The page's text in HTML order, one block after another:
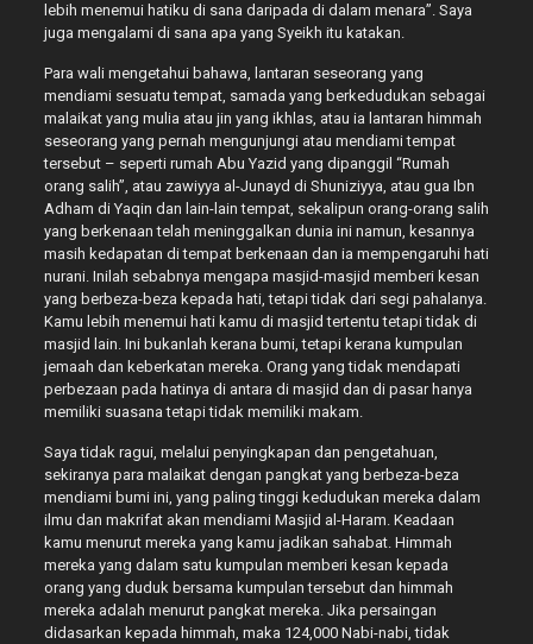
lebih menemui hatiku di sana daripada di dalam menara”. Saya
juga mengalami di sana apa yang Syeikh itu katakan.
Para wali mengetahui bahawa, lantaran seseorang yang
mendiami sesuatu tempat, samada yang berkedudukan sebagai
malaikat yang mulia atau jin yang ikhlas, atau ia lantaran himmah
seseorang yang pernah mengunjungi atau mendiami tempat
tersebut – seperti rumah Abu Yazid yang dipanggil “Rumah
orang salih”, atau zawiyya al-Junayd di Shuniziyya, atau gua Ibn
Adham di Yaqin dan lain-lain tempat, sekalipun orang-orang salih
yang berkenaan telah meninggalkan dunia ini namun, kesannya
masih kedapatan di tempat berkenaan dan ia mempengaruhi hati
nurani. Inilah sebabnya mengapa masjid-masjid memberi kesan
yang berbeza-beza kepada hati, tetapi tidak dari segi pahalanya.
Kamu lebih menemui hati kamu di masjid tertentu tetapi tidak di
masjid lain. Ini bukanlah kerana bumi, tetapi kerana kumpulan
jemaah dan keberkatan mereka. Orang yang tidak mendapati
perbezaan pada hatinya di antara di masjid dan di pasar hanya
memiliki suasana tetapi tidak memiliki makam.
Saya tidak ragui, melalui penyingkapan dan pengetahuan,
sekiranya para malaikat dengan pangkat yang berbeza-beza
mendiami bumi ini, yang paling tinggi kedudukan mereka dalam
ilmu dan makrifat akan mendiami Masjid al-Haram. Keadaan
kamu menurut mereka yang kamu jadikan sahabat. Himmah
mereka yang dalam satu kumpulan memberi kesan kepada
orang yang duduk bersama kumpulan tersebut dan himmah
mereka adalah menurut pangkat mereka. Jika persaingan
didasarkan kepada himmah, maka 124,000 Nabi-nabi, tidak